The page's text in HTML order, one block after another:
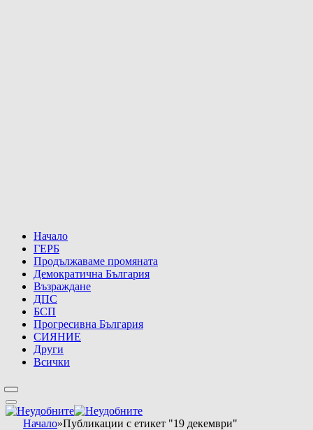
Начало
ГЕРБ
Продължаваме промяната
Демократична България
Възраждане
ДПС
БСП
Прогресивна България
СИЯНИЕ
Други
Всички
Начало»Публикации с етикет "19 декември"